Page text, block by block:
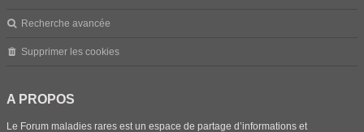
Recherche avancée
Supprimer les cookies
A PROPOS
Le Forum maladies rares est un espace de partage d’informations et